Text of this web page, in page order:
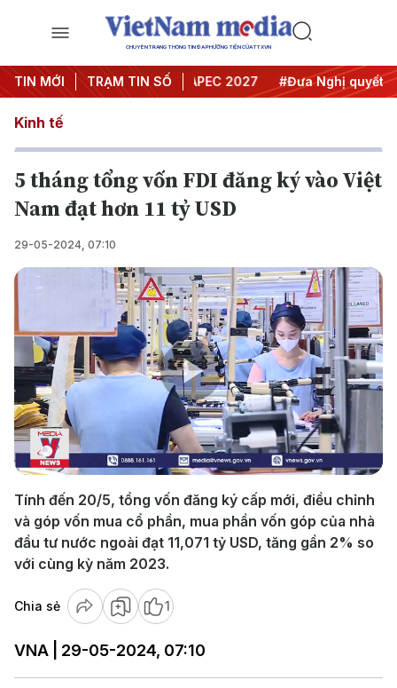
CHUYÊN TRANG THÔNG TIN ĐA PHƯƠNG TIỆN CỦA TTXVN
TIN MỚI TRẠM TIN SỐ
nghị Trung ương 3 #APEC 2027 #Đưa Nghị quyết thành
Kinh tế
5 tháng tổng vốn FDI đăng ký vào Việt
Nam đạt hơn 11 tỷ USD
29-05-2024, 07:10
Play
Video
Tính đến 20/5, tổng vốn đăng ký cấp mới, điều chỉnh
và góp vốn mua cổ phần, mua phần vốn góp của nhà
đầu tư nước ngoài đạt 11,071 tỷ USD, tăng gần 2% so
với cùng kỳ năm 2023.
Chia sẻ 1
VNA | 29-05-2024, 07:10